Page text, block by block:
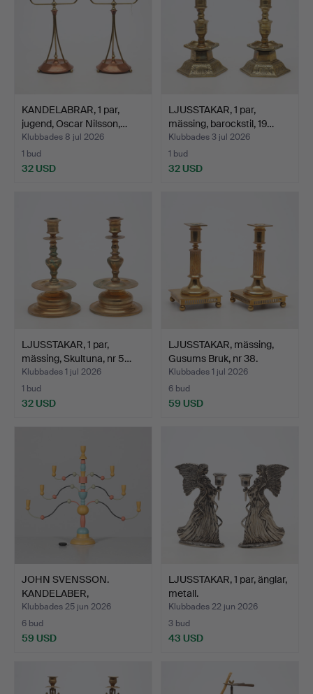
KANDELABRAR, 1 par,
jugend, Oscar Nilsson,…
Klubbades 8 jul 2026
1 bud
32 USD
LJUSSTAKAR, 1 par,
mässing, barockstil, 19…
Klubbades 3 jul 2026
1 bud
32 USD
LJUSSTAKAR, 1 par,
mässing, Skultuna, nr 5…
Klubbades 1 jul 2026
1 bud
32 USD
LJUSSTAKAR, mässing,
Gusums Bruk, nr 38.
Klubbades 1 jul 2026
6 bud
59 USD
JOHN SVENSSON.
KANDELABER,
"Essungastaken"…
Klubbades 25 jun 2026
6 bud
59 USD
LJUSSTAKAR, 1 par, änglar,
metall.
Klubbades 22 jun 2026
3 bud
43 USD